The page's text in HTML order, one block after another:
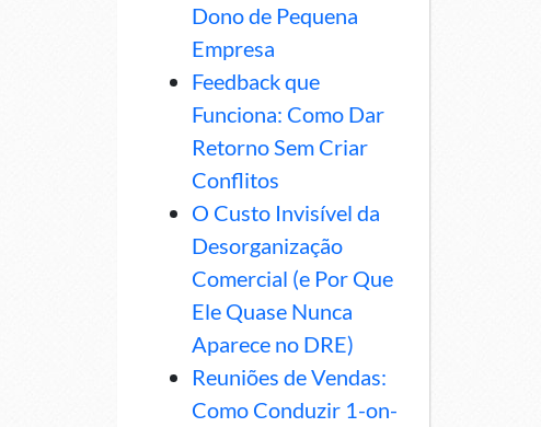
Dono de Pequena
Empresa
Feedback que
Funciona: Como Dar
Retorno Sem Criar
Conflitos
O Custo Invisível da
Desorganização
Comercial (e Por Que
Ele Quase Nunca
Aparece no DRE)
Reuniões de Vendas:
Como Conduzir 1-on-